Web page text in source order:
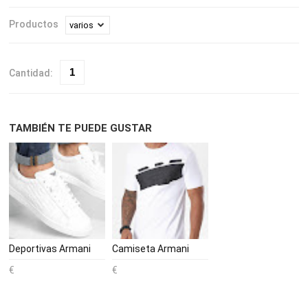
Productos
Cantidad:
TAMBIÉN TE PUEDE GUSTAR
Deportivas Armani Camiseta Armani